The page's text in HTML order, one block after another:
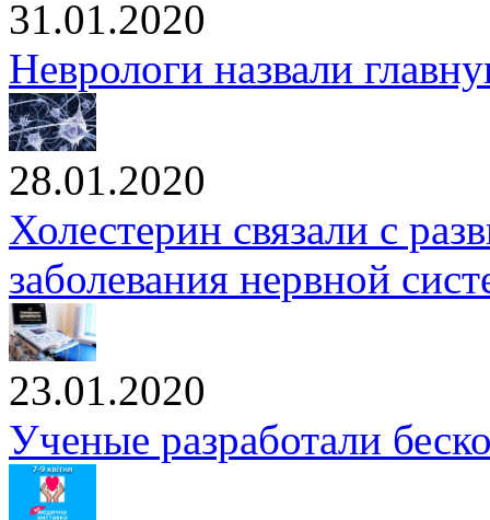
31.01.2020
Неврологи назвали
28.01.2020
Холестерин связали с
заболевания нервной
23.01.2020
Ученые разработали